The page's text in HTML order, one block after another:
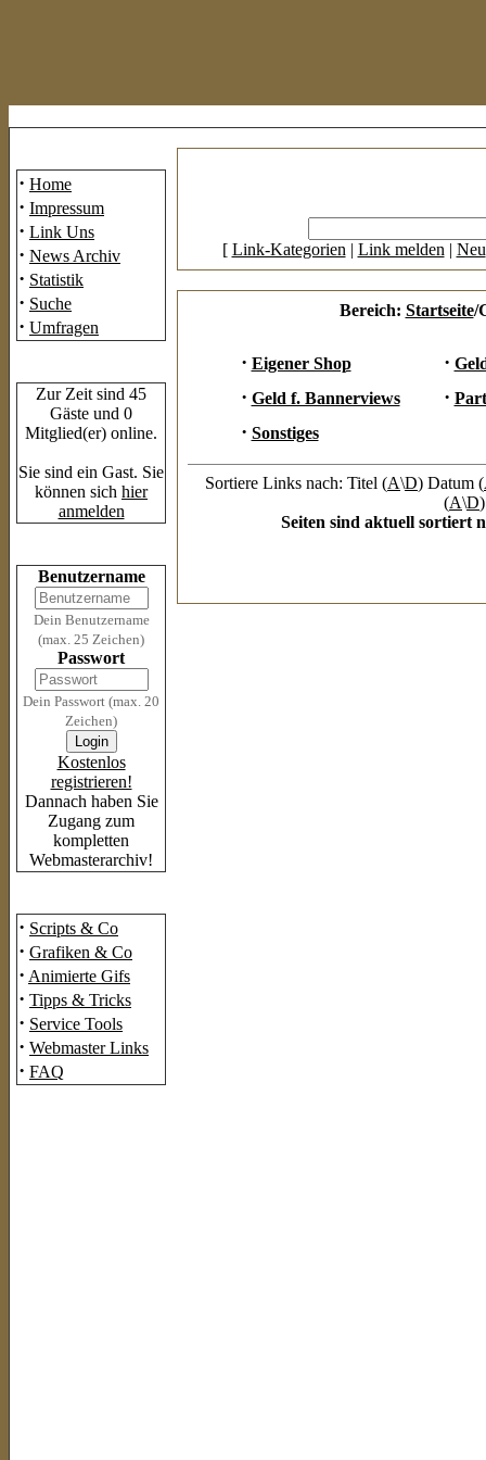
· Home
· Impressum
· Link Uns
· News Archiv
· Statistik
· Suche
· Umfragen
Zur Zeit sind 45
Gäste und 0
Mitglied(er) online.
Sie sind ein Gast. Sie
können sich hier
anmelden
Benutzername
Dein Benutzername
(max. 25 Zeichen)
Passwort
Dein Passwort (max. 20
Zeichen)
Kostenlos
registrieren!
Dannach haben Sie
Zugang zum
kompletten
Webmasterarchiv!
· Scripts & Co
· Grafiken & Co
· Animierte Gifs
· Tipps & Tricks
· Service Tools
· Webmaster Links
· FAQ
[ Link-Kategorien | Link melden | Neu
Bereich: Startseite/
· Eigener Shop ·
· Geld f. Bannerviews ·
· Sonstiges
Sortiere Links nach: Titel (A\D) Datum (
(A\D)
Seiten sind aktuell sortiert